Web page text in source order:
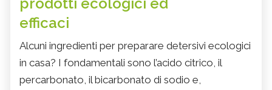
efficaci
Alcuni ingredienti per preparare detersivi ecologici
in casa? I fondamentali sono l’acido citrico, il
percarbonato, il bicarbonato di sodio e,